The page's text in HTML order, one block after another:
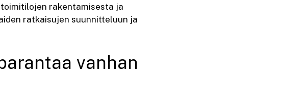
rakentamisesta ja
ratkaisujen suunnitteluun ja
vanhan